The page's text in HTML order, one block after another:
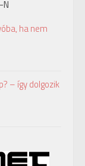
N
ha nem
– így dolgozik